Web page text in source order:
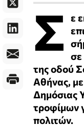
Σ ε
σε
της οδού
Αθήνας,
Δημόσιας
τροφίμων
πολιτών.